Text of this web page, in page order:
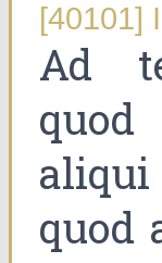
[40101]
Ad
quod